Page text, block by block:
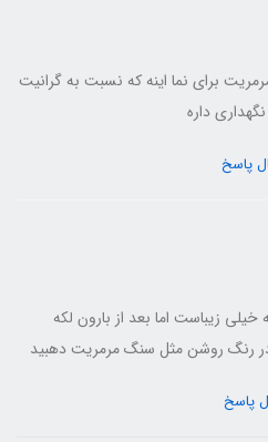
برای نما اینه که نسبت به گرانیت
داره
پاسخ
خیلی زیباست اما بعد از بارون لکه
رنگ روشن مثل سنگ مرمریت دهبید
پاسخ